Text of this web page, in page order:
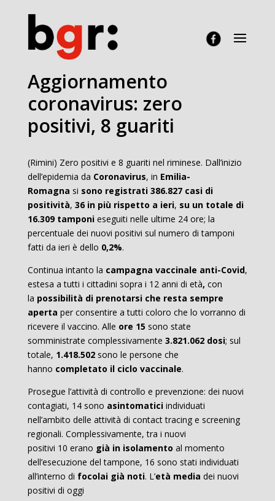
Aggiornamento
coronavirus: zero
positivi, 8 guariti
(Rimini) Zero positivi e 8 guariti nel riminese. Dall’inizio
dell’epidemia da Coronavirus, in Emilia-
Romagna si sono registrati 386.827 casi di
positività, 36 in più rispetto a ieri, su un totale di
16.309 tamponieseguiti nelle ultime 24 ore; la
percentuale dei nuovi positivi sul numero di tamponi
fatti da ieri è dello 0,2%.
Continua intanto la campagna vaccinale anti-Covid,
estesa a tutti i cittadini sopra i 12 anni di età, con
la possibilità di prenotarsi che resta sempre
aperta per consentire a tutti coloro che lo vorranno di
ricevere il vaccino. Alle ore 15 sono state
somministrate complessivamente 3.821.062 dosi; sul
totale, 1.418.502sono le persone che
hanno completato il ciclo vaccinale.
Prosegue l’attività di controllo e prevenzione: dei nuovi
contagiati, 14 sono asintomaticiindividuati
nell’ambito delle attività di contact tracing e screening
regionali. Complessivamente, tra i nuovi
positivi 10 erano già in isolamento al momento
dell’esecuzione del tampone, 16 sono stati individuati
all’interno di focolai già noti. L’età media dei nuovi
positivi di oggi